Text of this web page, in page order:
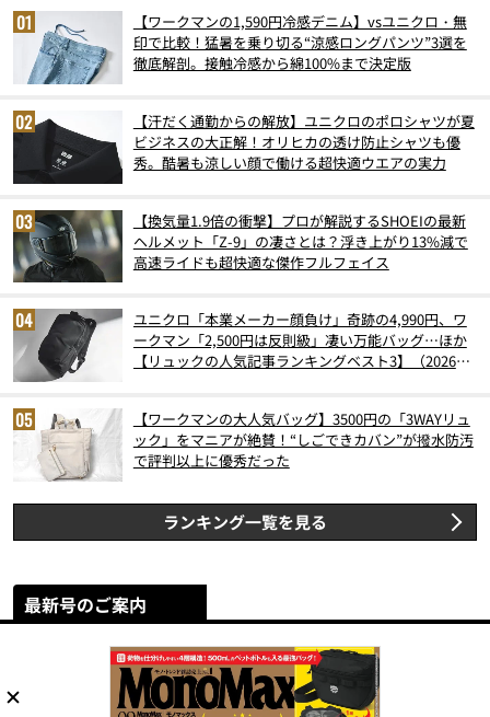
【ワークマンの1,590円冷感デニム】vsユニクロ・無
印で比較！猛暑を乗り切る“涼感ロングパンツ”3選を
徹底解剖。接触冷感から綿100%まで決定版
【汗だく通勤からの解放】ユニクロのポロシャツが夏
ビジネスの大正解！オリヒカの透け防止シャツも優
秀。酷暑も涼しい顔で働ける超快適ウエアの実力
【換気量1.9倍の衝撃】プロが解説するSHOEIの最新
ヘルメット「Z-9」の凄さとは？浮き上がり13%減で
高速ライドも超快適な傑作フルフェイス
ユニクロ「本業メーカー顔負け」奇跡の4,990円、ワ
ークマン「2,500円は反則級」凄い万能バッグ…ほか
【リュックの人気記事ランキングベスト3】（2026年
【ワークマンの大人気バッグ】3500円の「3WAYリュ
ック」をマニアが絶賛！“しごできカバン”が撥水防汚
で評判以上に優秀だった
ランキング一覧を見る
最新号のご案内